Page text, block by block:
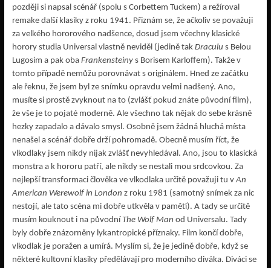
později si napsal scénář (spolu s Corbettem Tuckem) a režíroval
remake další klasiky z roku 1941. Přiznám se, že ačkoliv se považuji
za velkého hororového nadšence, dosud jsem včechny klasické
horory studia Universal vlastně neviděl (jedině tak Draculu s Belou
Lugosim a pak oba Frankensteinys Borisem Karloffem). Takže v
tomto případě nemůžu porovnávat s originálem. Hned ze začátku
ale řeknu, že jsem byl ze snímku opravdu velmi nadšený. Ano,
musíte si prostě zvyknout na to (zvlášť pokud znáte původní film),
že vše je to pojaté moderně. Ale všechno tak nějak do sebe krásně
hezky zapadalo a dávalo smysl. Osobně jsem žádná hluchá místa
nenašel a scénář dobře drží pohromadě. Obecně musím říct, že
vlkodlaky jsem nikdy nijak zvlášť nevyhledával. Ano, jsou to klasická
monstra a k hororu patří, ale nikdy se nestali mou srdcovkou. Za
nejlepší transformaci člověka ve vlkodlaka určitě považuji tu vAn
American Werewolf in London z roku 1981 (samotný snímek za nic
nestojí, ale tato scéna mi dobře utkvěla v paměti). A tady se určitě
musím kouknout i na původní The Wolf Man od Universalu. Tady
byly dobře znázorněny lykantropické příznaky. Film končí dobře,
vlkodlak je poražen a umírá. Myslím si, že je jedině dobře, když se
některé kultovní klasiky předělávají pro moderního diváka. Diváci se